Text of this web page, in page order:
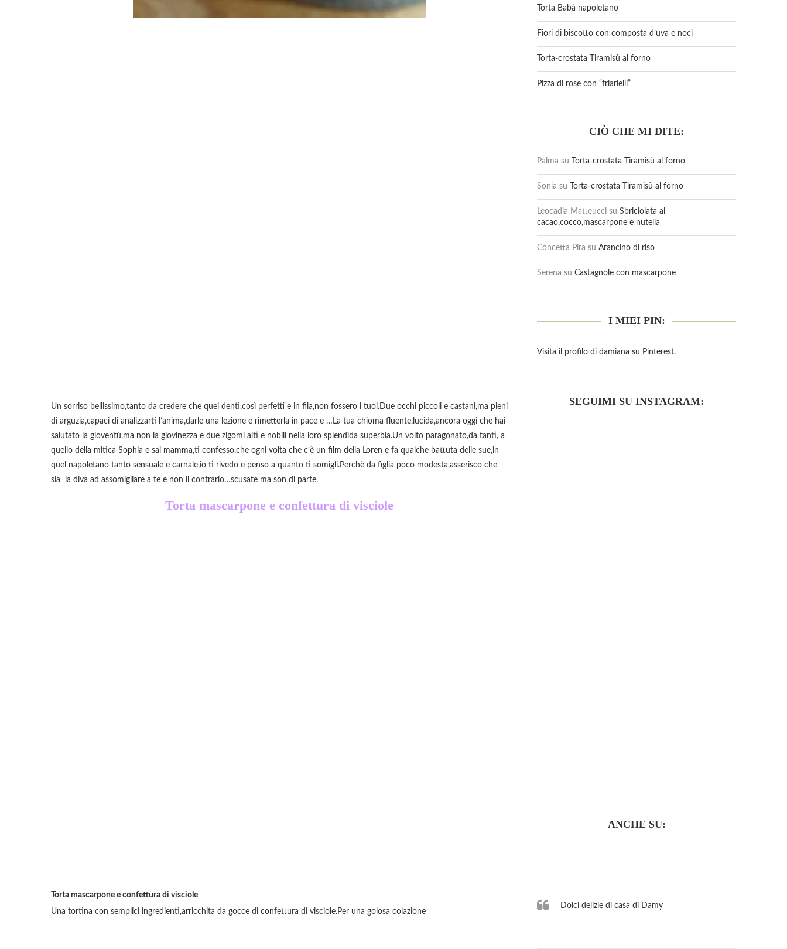
Un sorriso bellissimo,tanto da credere che quei denti,così perfetti e in fila,non fossero i tuoi.Due occhi piccoli e castani,ma pieni
di arguzia,capaci di analizzarti l’anima,darle una lezione e rimetterla in pace e …La tua chioma fluente,lucida,ancora oggi che hai
salutato la gioventù,ma non la giovinezza e due zigomi alti e nobili nella loro splendida superbia.Un volto paragonato,da tanti, a
quello della mitica Sophia e sai mamma,ti confesso,che ogni volta che c’è un film della Loren e fa qualche battuta delle sue,in
quel napoletano tanto sensuale e carnale,io ti rivedo e penso a quanto ti somigli.Perchè da figlia poco modesta,asserisco che
sia la diva ad assomigliare a te e non il contrario…scusate ma son di parte.
Torta mascarpone e confettura di visciole
Torta mascarpone e confettura di visciole
Una tortina con semplici ingredienti,arricchita da gocce di confettura di visciole.Per una golosa colazione
Torta Babà napoletano
Fiori di biscotto con composta d’uva e noci
Torta-crostata Tiramisù al forno
Pizza di rose con “friarielli”
CIÒ CHE MI DITE:
Palma su Torta-crostata Tiramisù al forno
Sonia su Torta-crostata Tiramisù al forno
Leocadia Matteucci su Sbriciolata al
cacao,cocco,mascarpone e nutella
Concetta Pira su Arancino di riso
Serena su Castagnole con mascarpone
I MIEI PIN:
Visita il profilo di damiana su Pinterest.
SEGUIMI SU INSTAGRAM:
ANCHE SU:
Dolci delizie di casa di Damy